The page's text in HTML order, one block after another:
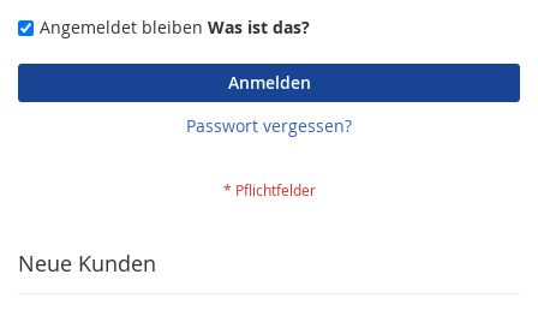
Angemeldet bleiben Was ist das?
Anmelden
Passwort vergessen?
Neue Kunden